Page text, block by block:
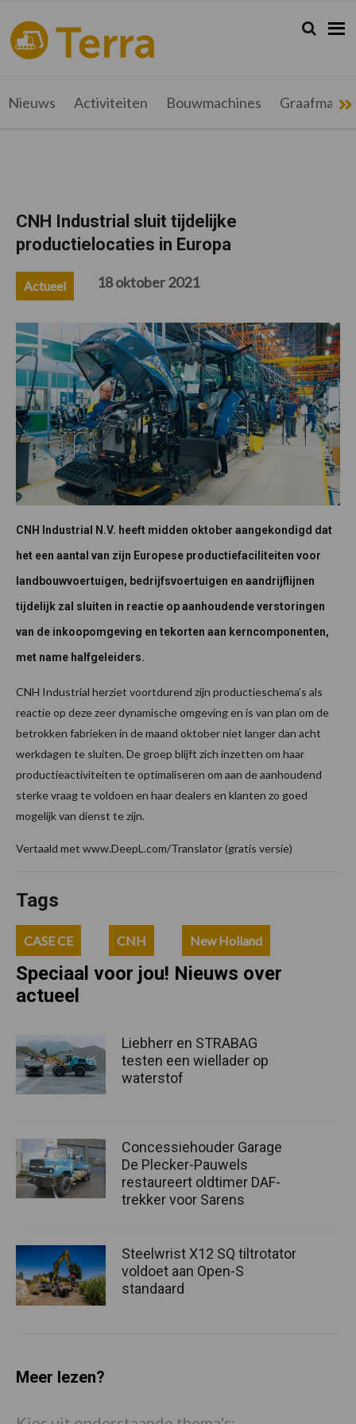
de
hoofdnavigatie
de
hoofd
inhoud
de
eerste
sidebar
de
voettekst
terramag.be
Alles
over
en
Zoeken...
Zoek
Nieuws Activiteiten Bouwmachines
CNH Industrial sluit tijdelijke
productielocaties in Europa
Actueel 18 oktober 2021
CNH Industrial N.V. heeft midden oktober aangekondigd dat
het een aantal van zijn Europese productiefaciliteiten voor
landbouwvoertuigen, bedrijfsvoertuigen en aandrijflijnen
tijdelijk zal sluiten in reactie op aanhoudende verstoringen
van de inkoopomgeving en tekorten aan kerncomponenten,
met name halfgeleiders.
CNH Industrial herziet voortdurend zijn productieschema’s als
reactie op deze zeer dynamische omgeving en is van plan om de
betrokken fabrieken in de maand oktober niet langer dan acht
werkdagen te sluiten. De groep blijft zich inzetten om haar
productieactiviteiten te optimaliseren om aan de aanhoudend
sterke vraag te voldoen en haar dealers en klanten zo goed
mogelijk van dienst te zijn.
Vertaald met www.DeepL.com/Translator (gratis versie)
Tags
CASE CE CNH New Holland
Speciaal voor jou! Nieuws over
actueel
Liebherr en STRABAG
testen een wiellader op
waterstof
Concessiehouder Garage
De Plecker-Pauwels
restaureert oldtimer DAF-
trekker voor Sarens
Steelwrist X12 SQ tiltrotator
voldoet aan Open-S
standaard
Meer lezen?